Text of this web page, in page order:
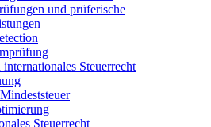
und prüferische
Steuerrecht
Steuerrecht